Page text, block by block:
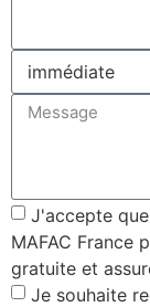
J'accepte
MAFAC France
gratuite et
Je souhaite